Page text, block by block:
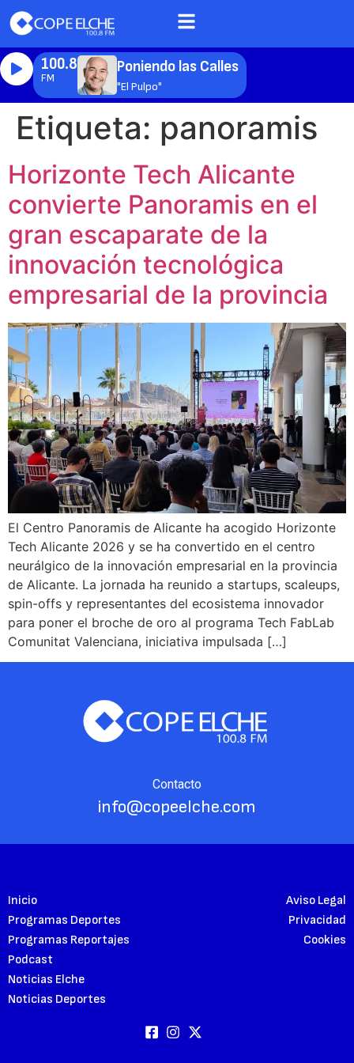
100.8
FM
Poniendo las Calles
"El Pulpo"
Etiqueta: panoramis
Horizonte Tech Alicante
convierte Panoramis en el
gran escaparate de la
innovación tecnológica
empresarial de la provincia
El Centro Panoramis de Alicante ha acogido Horizonte
Tech Alicante 2026 y se ha convertido en el centro
neurálgico de la innovación empresarial en la provincia
de Alicante. La jornada ha reunido a startups, scaleups,
spin-offs y representantes del ecosistema innovador
para poner el broche de oro al programa Tech FabLab
Comunitat Valenciana, iniciativa impulsada […]
Contacto
info@copeelche.com
Inicio
Programas Deportes
Programas Reportajes
Podcast
Noticias Elche
Noticias Deportes
Aviso Legal
Privacidad
Cookies